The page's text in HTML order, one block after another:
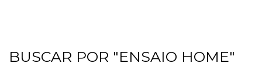
BUSCAR POR "ENSAIO HOME"